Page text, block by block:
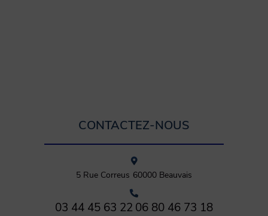
CONTACTEZ-NOUS
5 Rue Correus 60000 Beauvais
03 44 45 63 22 06 80 46 73 18